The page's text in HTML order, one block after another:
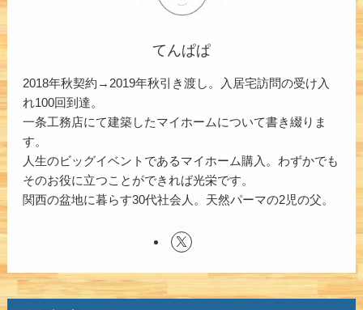
てんぱぱ
2018年秋契約→2019年秋引き渡し。入居宅訪問の受け入
れ100回到達。
一条工務店にて建築したマイホームについて書き綴りま
す。
人生のビッグイベントであるマイホーム購入。わずかでも
そのお役に立つことができれば光栄です。
関西の盆地に暮らす30代社会人。天然パーマの2児の父。